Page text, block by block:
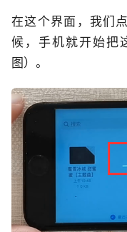
在这个界面，我们
候，手机就开始把
图）。